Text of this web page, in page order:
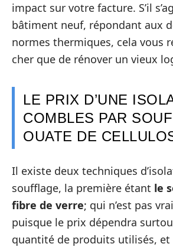
impact sur votre facture. S’il
bâtiment neuf, répondant aux
normes thermiques, cela vous
cher que de rénover un vieux
LE PRIX D’UNE
COMBLES PAR
OUATE DE
Il existe deux techniques
soufflage, la première étant le
fibre de verre; qui n’est pas
puisque le prix dépendra
quantité de produits utilisés, et